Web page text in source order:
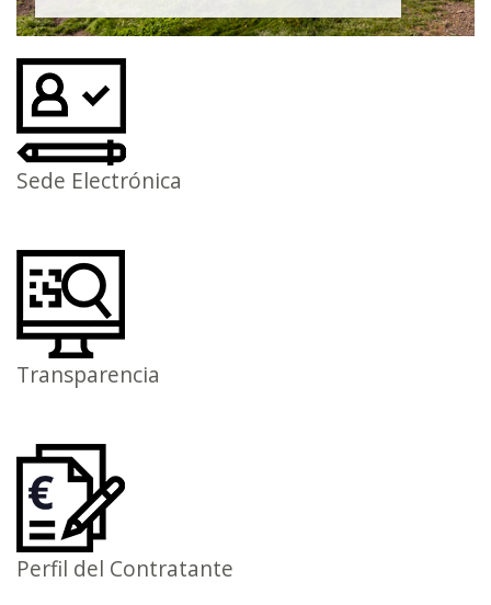
Sede Electrónica
Transparencia
Perfil del Contratante